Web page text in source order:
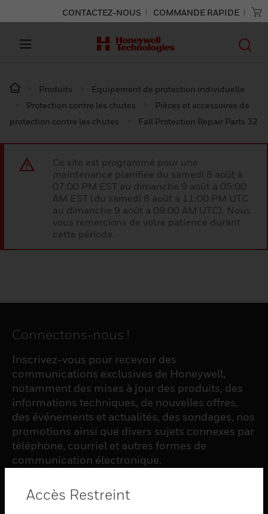
CONTACTEZ-NOUS COMMANDE RAPIDE
Produits
Équipement de protection individuelle
Protection contre les chutes
Pièces et accessoires de
protection contre les chutes
Fall Protection Repair Parts 32
Ce site est programmé pour une
maintenance planifiée du samedi 8 août à
07:00 PM EST au dimanche 9 août à 05:00
AM EST (du samedi 8 août à 11:00 PM UTC
au dimanche 9 août à 09:00 AM UTC). Nous
vous remercions de votre patience durant
cette période.
Connectons-nous !
Inscrivez-vous pour recevoir des
communications exclusives de Honeywell,
notamment des mises à jour des produits, des
informations techniques, de nouvelles offres,
des événements et actualités, des sondages, nos
promotions ainsi que divers sujets connexes par
téléphone, courriel et autres formes de
communication électronique.
S'INSCRIRE
Accès Restreint